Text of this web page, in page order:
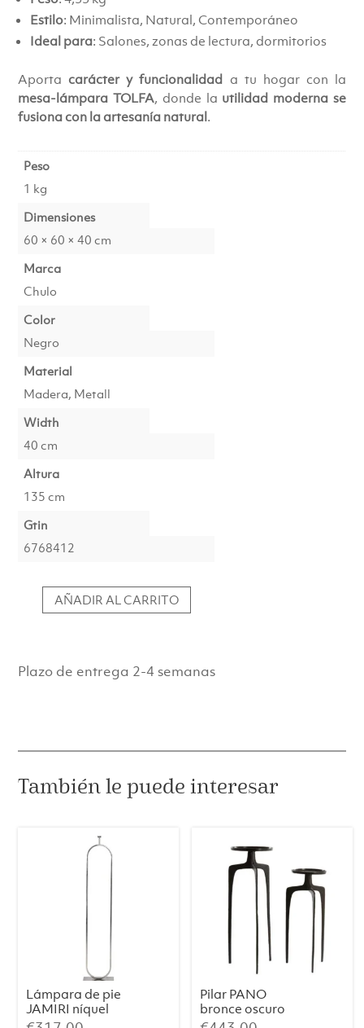
Estilo: Minimalista, Natural, Contemporáneo
Ideal para: Salones, zonas de lectura, dormitorios
Aporta carácter y funcionalidad a tu hogar con la
mesa-lámpara TOLFA, donde la utilidad moderna se
fusiona con la artesanía natural.
Peso
1 kg
Dimensiones
60 × 60 × 40 cm
Marca
Chulo
Color
Negro
Material
Madera, Metall
Width
40 cm
Altura
135 cm
Gtin
6768412
Lámpara
cm,
Negro
AÑADIR AL CARRITO
Plazo de entrega 2-4 semanas
También le puede interesar
Lámpara de pie
JAMIRI níquel
Pilar PANO
bronce oscuro